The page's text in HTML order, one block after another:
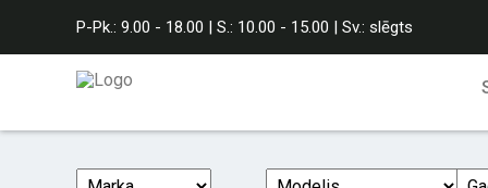
P-Pk.: 9.00 - 18.00 | S.: 10.00 - 15.00 | Sv.: slēgts